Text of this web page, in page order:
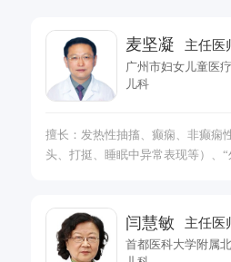
麦坚凝 主任医
广州市妇女儿童医
儿科
擅长：发热性抽搐、癫痫、非癫痫
头、打挺、睡眠中异常表现等）、
产儿、高龄产妇儿早期神经发育指
闫慧敏 主任医
首都医科大学附属